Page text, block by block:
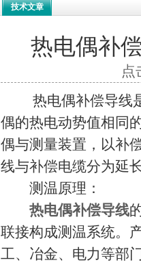
技术文章
热电偶补
点
热电偶补偿导线是
偶的热电动势值相同
偶与测量装置，以补
线与补偿电缆分为延
测温原理：
热电偶补偿导线
联接构成测温系统。
工、冶金、电力等部